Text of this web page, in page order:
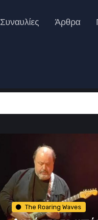
Συναυλίες Άρθρα
The Roaring Waves